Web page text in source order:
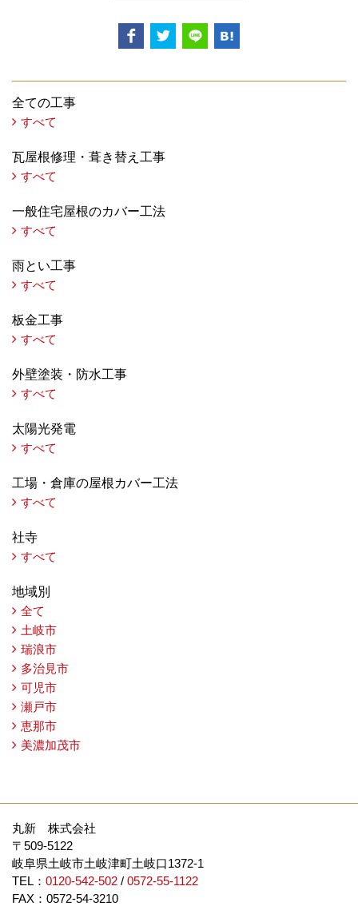
全ての工事
すべて
瓦屋根修理・葺き替え工事
すべて
一般住宅屋根のカバー工法
すべて
雨とい工事
すべて
板金工事
すべて
外壁塗装・防水工事
すべて
太陽光発電
すべて
工場・倉庫の屋根カバー工法
すべて
社寺
すべて
地域別
全て
土岐市
瑞浪市
多治見市
可児市
瀬戸市
恵那市
美濃加茂市
丸新 株式会社
〒509-5122
岐阜県土岐市土岐津町土岐口1372-1
TEL： 0120-542-502 / 0572-55-1122
FAX：0572-54-3210